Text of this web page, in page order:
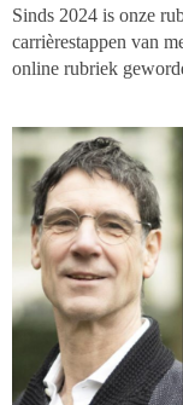
Sinds 2024 is onze
carrièrestappen van
online rubriek
Luisterlijn).